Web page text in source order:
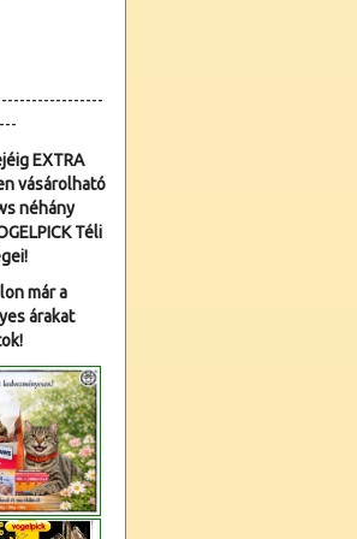
EXTRA
vásárolható
néhány
Téli
már a
árakat